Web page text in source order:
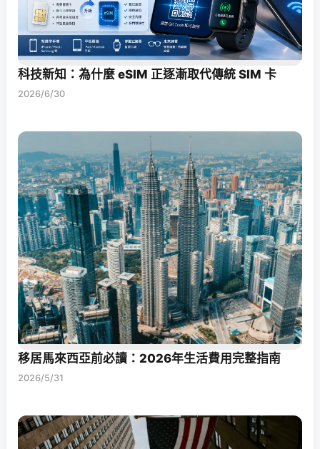
科技新知：為什麼 eSIM 正逐漸取代傳統 SIM 卡
2026/6/30
移居馬來西亞前必讀：2026年生活費用完整指南
2026/5/31